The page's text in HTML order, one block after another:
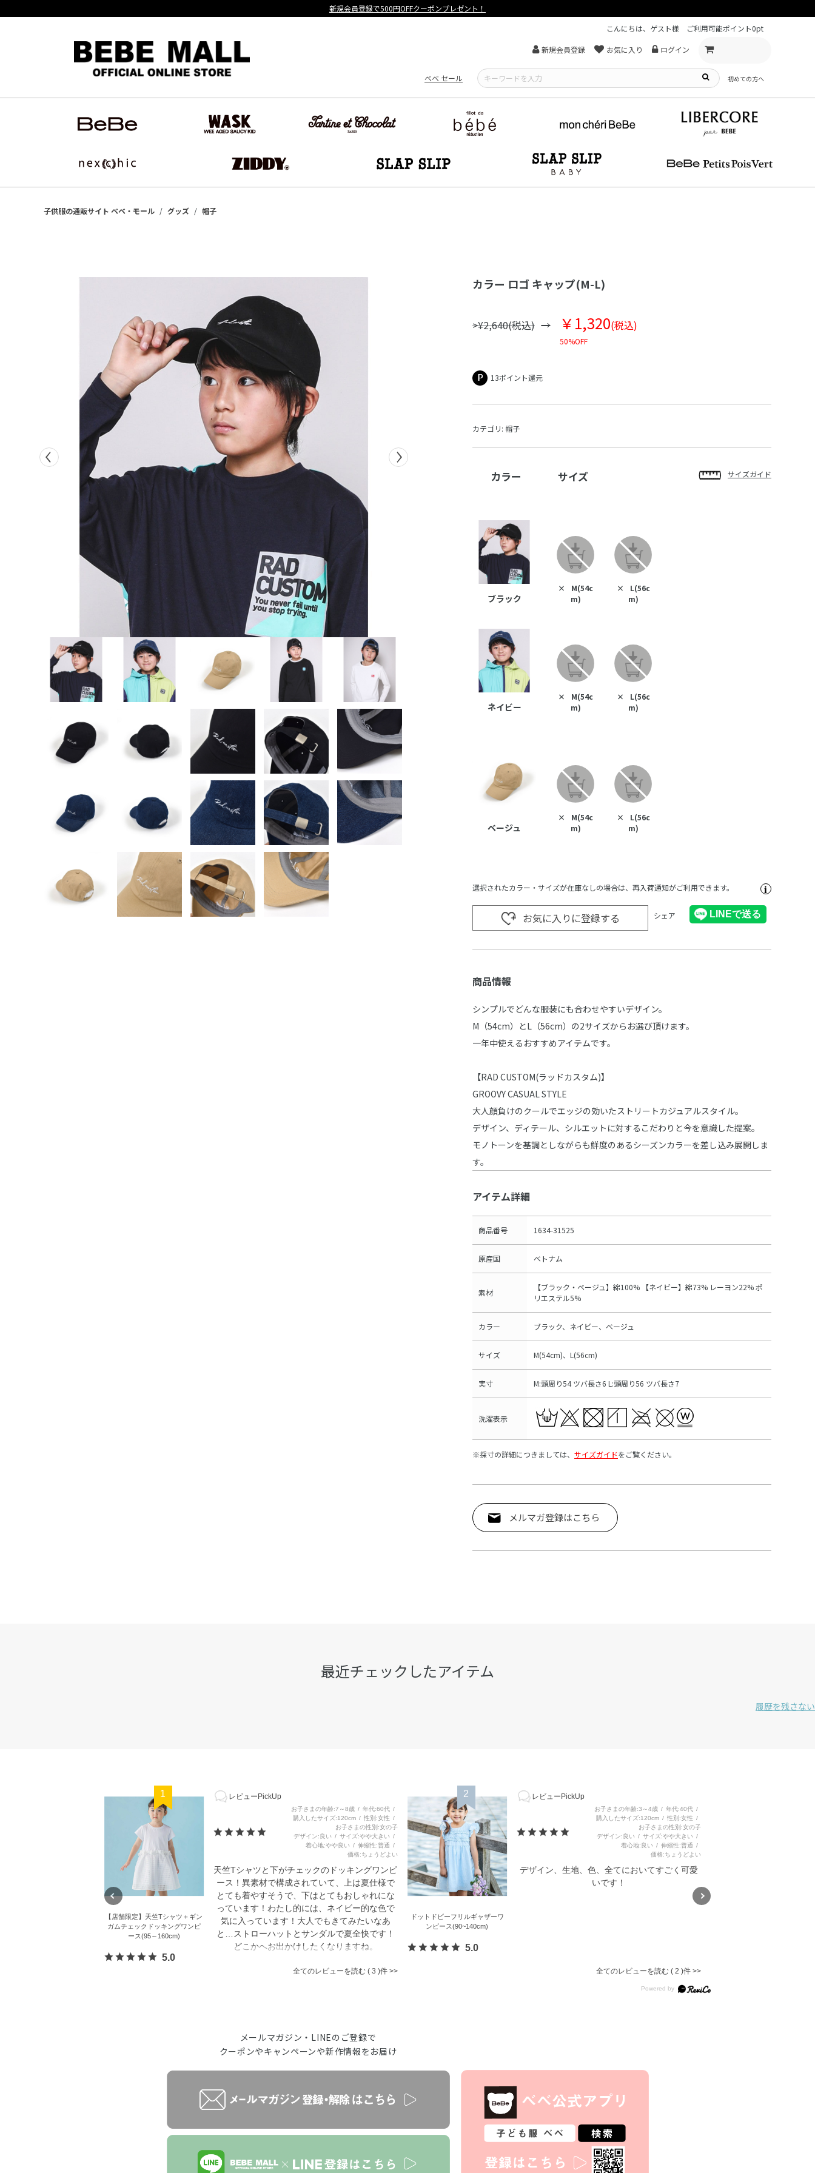
こんにちは、ゲスト様
ご利用可能ポイント0pt
新規会員登録 お気に入り ログイン
べべ セール 初めての方へ
子供服の通販サイト ベベ・モール グッズ 帽子
カラー ロゴ キャップ(M-L)
>¥2,640(税込) ￥1,320(税込)
50%OFF
13ポイント還元
カテゴリ: 帽子
カラー サイズ サイズガイド
ブラック
×
M(54c
m)
×
L(56c
m)
ネイビー
×
M(54c
m)
×
L(56c
m)
ベージュ
×
M(54c
m)
×
L(56c
m)
選択されたカラー・サイズが在庫なしの場合は、再入荷通知がご利用できます。
お気に入りに登録する シェア
商品情報
シンプルでどんな服装にも合わせやすいデザイン。
M（54cm）とL（56cm）の2サイズからお選び頂けます。
一年中使えるおすすめアイテムです。
【RAD CUSTOM(ラッドカスタム)】
GROOVY CASUAL STYLE
大人顔負けのクールでエッジの効いたストリートカジュアルスタイル。
デザイン、ディテール、シルエットに対するこだわりと今を意識した提案。
モノトーンを基調としながらも鮮度のあるシーズンカラーを差し込み展開しま
す。
アイテム詳細
商品番号 1634-31525
原産国 ベトナム
素材
【ブラック・ベージュ】綿100% 【ネイビー】綿73% レーヨン22% ポ
リエステル5%
カラー ブラック、ネイビー、ベージュ
サイズ M(54cm)、L(56cm)
実寸 M:頭周り54 ツバ長さ6 L:頭周り56 ツバ長さ7
洗濯表示
※採寸の詳細につきましては、 サイズガイドをご覧ください。
メルマガ登録はこちら
最近チェックしたアイテム
履歴を残さない
1
【店舗限定】天竺Tシャツ＋ギン
ガムチェックドッキングワンピ
ース(95～160cm)
5.0
レビューPickUp
お子さまの年齢 7～8歳 年代 60代
購入したサイズ 120cm 性別 女性
お子さまの性別 女の子
デザイン 良い サイズ やや大きい
着心地 やや良い 伸縮性 普通
価格 ちょうどよい
天竺Tシャツと下がチェックのドッキングワンピ
ース！異素材で構成されていて、上は夏仕様で
とても着やすそうで、下はとてもおしゃれにな
っています！わたし的には、ネイビー的な色で
気に入っています！大人でもきてみたいなあ
と…ストローハットとサンダルで夏全快です！
どこかへお出かけしたくなりますね。
全てのレビューを読む 3
2
ドットドビーフリルギャザーワ
ンピース(90~140cm)
5.0
レビューPickUp
お子さまの年齢 3～4歳 年代 40代
購入したサイズ 120cm 性別 女性
お子さまの性別 女の子
デザイン 良い サイズ やや大きい
着心地 良い 伸縮性 普通
価格 ちょうどよい
デザイン、生地、色、全てにおいてすごく可愛
いです！
全てのレビューを読む 2
メールマガジン・LINEのご登録で
クーポンやキャンペーンや新作情報をお届け